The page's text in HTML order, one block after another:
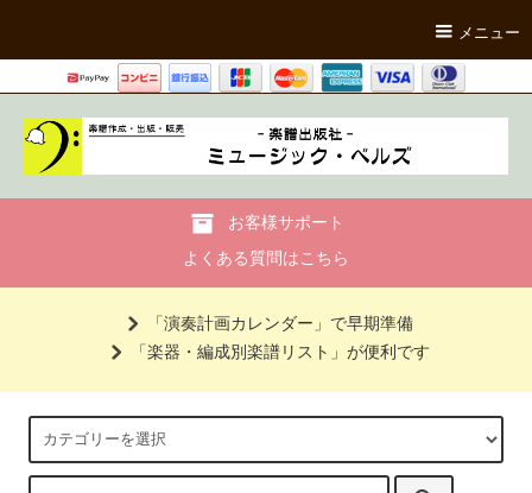
メニュー
お客様サポート
よくある質問はこちら
「演奏計画カレンダー」で早期準備
「楽器・編成別楽譜リスト」が便利です